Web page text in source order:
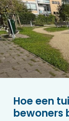
Hoe een
bewoners